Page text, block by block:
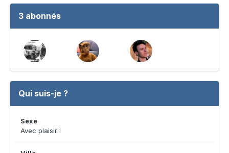
3 abonnés
Qui suis-je ?
Sexe
Avec plaisir !